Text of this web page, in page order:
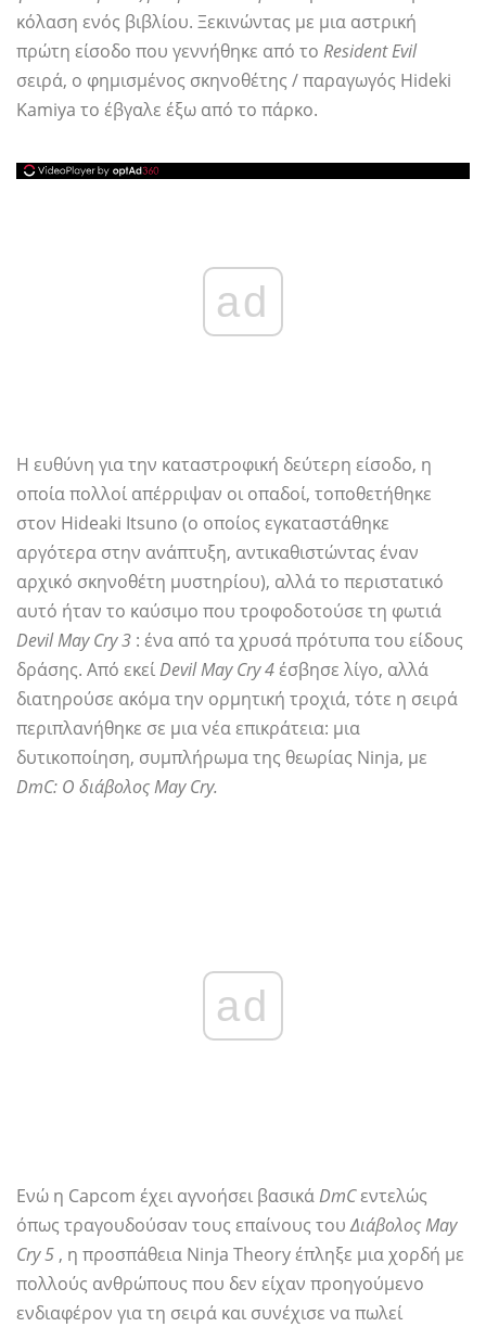
κόλαση ενός βιβλίου. Ξεκινώντας με μια αστρική
πρώτη είσοδο που γεννήθηκε από το Resident Evil
σειρά, ο φημισμένος σκηνοθέτης / παραγωγός Hideki
Kamiya το έβγαλε έξω από το πάρκο.
ad
Η ευθύνη για την καταστροφική δεύτερη είσοδο, η
οποία πολλοί απέρριψαν οι οπαδοί, τοποθετήθηκε
στον Hideaki Itsuno (ο οποίος εγκαταστάθηκε
αργότερα στην ανάπτυξη, αντικαθιστώντας έναν
αρχικό σκηνοθέτη μυστηρίου), αλλά το περιστατικό
αυτό ήταν το καύσιμο που τροφοδοτούσε τη φωτιά
Devil May Cry 3 : ένα από τα χρυσά πρότυπα του είδους
δράσης. Από εκείDevil May Cry 4έσβησε λίγο, αλλά
διατηρούσε ακόμα την ορμητική τροχιά, τότε η σειρά
περιπλανήθηκε σε μια νέα επικράτεια: μια
δυτικοποίηση, συμπλήρωμα της θεωρίας Ninja, με
DmC: Ο διάβολος May Cry.
ad
Ενώ η Capcom έχει αγνοήσει βασικάDmCεντελώς
όπως τραγουδούσαν τους επαίνους τουΔιάβολος May
Cry 5 , η προσπάθεια Ninja Theory έπληξε μια χορδή με
πολλούς ανθρώπους που δεν είχαν προηγούμενο
ενδιαφέρον για τη σειρά και συνέχισε να πωλεί